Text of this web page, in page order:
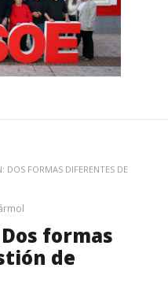
DOS FORMAS DIFERENTES DE
formas
de